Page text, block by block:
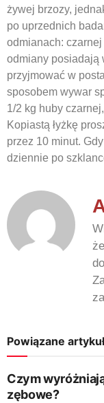
żywej brzozy,
po uprzednich
odmianach:
odmiany posiadają
przyjmować w
sposobem wywar
1/2 kg huby
Kopiastą łyżkę
przez 10 minut.
dziennie po
Powiązane
Czym
zębowe?